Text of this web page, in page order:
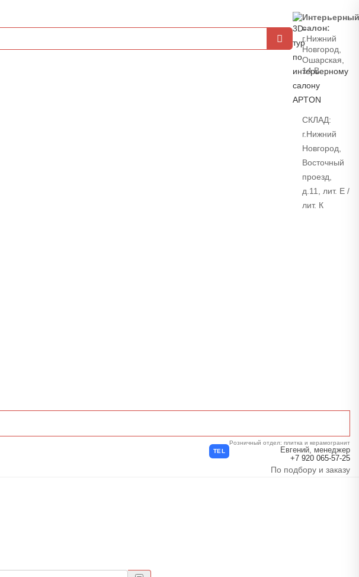
Интерьерный
салон:
г.Нижний
Новгород,
Ошарская,
14 В
СКЛАД:
г.Нижний
Новгород,
Восточный
проезд,
д.11, лит. Е /
лит. К
TEL
Розничный отдел: плитка и керамогранит
Евгений, менеджер
+7 920 065-57-25
По подбору и заказу